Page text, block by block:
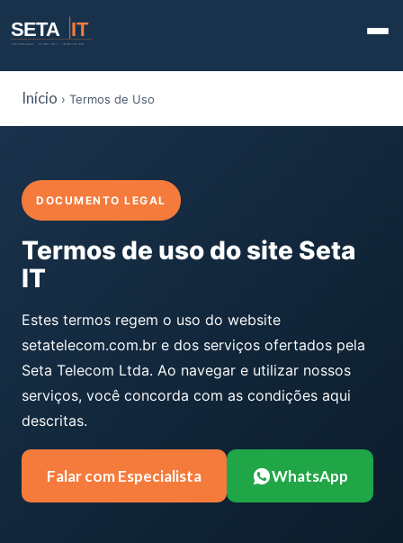
SETA IT
TECHNOLOGY · STRATEGY · INNOVATION
Início › Termos de Uso
DOCUMENTO LEGAL
Termos de uso do site Seta
IT
Estes termos regem o uso do website
setatelecom.com.br e dos serviços ofertados pela
Seta Telecom Ltda. Ao navegar e utilizar nossos
serviços, você concorda com as condições aqui
descritas.
Falar com Especialista WhatsApp